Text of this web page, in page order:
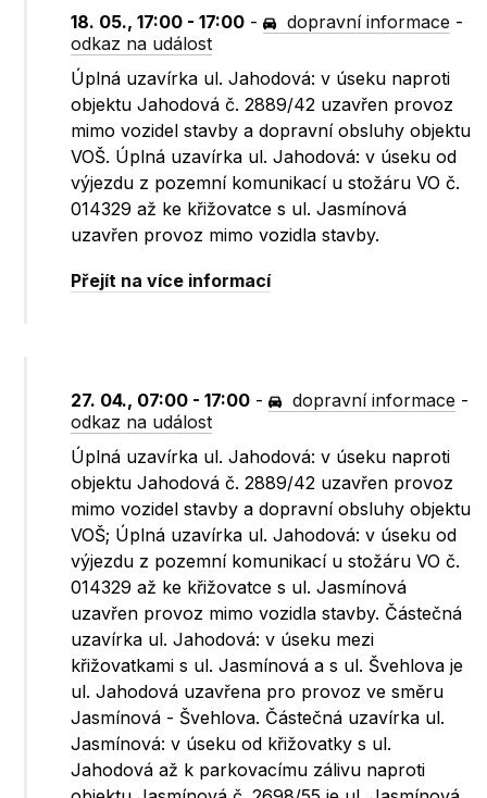
18. 05., 17:00 - 17:00 - dopravní informace -
odkaz na událost
Úplná uzavírka ul. Jahodová: v úseku naproti
objektu Jahodová č. 2889/42 uzavřen provoz
mimo vozidel stavby a dopravní obsluhy objektu
VOŠ. Úplná uzavírka ul. Jahodová: v úseku od
výjezdu z pozemní komunikací u stožáru VO č.
014329 až ke křižovatce s ul. Jasmínová
uzavřen provoz mimo vozidla stavby.
Přejít na více informací
27. 04., 07:00 - 17:00 - dopravní informace -
odkaz na událost
Úplná uzavírka ul. Jahodová: v úseku naproti
objektu Jahodová č. 2889/42 uzavřen provoz
mimo vozidel stavby a dopravní obsluhy objektu
VOŠ; Úplná uzavírka ul. Jahodová: v úseku od
výjezdu z pozemní komunikací u stožáru VO č.
014329 až ke křižovatce s ul. Jasmínová
uzavřen provoz mimo vozidla stavby. Částečná
uzavírka ul. Jahodová: v úseku mezi
křižovatkami s ul. Jasmínová a s ul. Švehlova je
ul. Jahodová uzavřena pro provoz ve směru
Jasmínová - Švehlova. Částečná uzavírka ul.
Jasmínová: v úseku od křižovatky s ul.
Jahodová až k parkovacímu zálivu naproti